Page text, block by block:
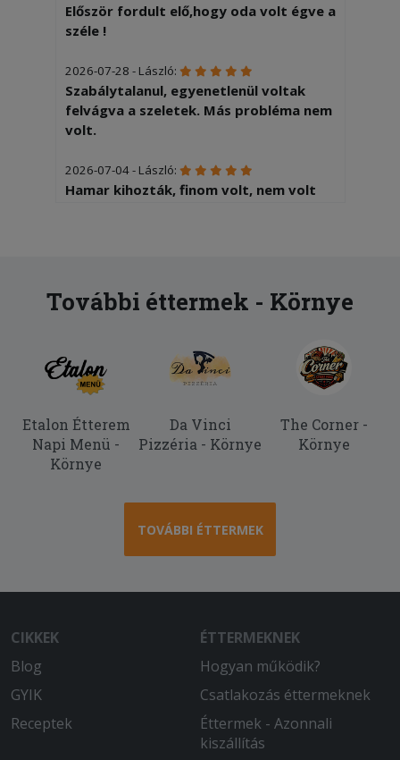
Először fordult elő,hogy oda volt égve a
széle !
2026-07-28 - László:
Szabálytalanul, egyenetlenül voltak
felvágva a szeletek. Más probléma nem
volt.
2026-07-04 - László:
Hamar kihozták, finom volt, nem volt
2026-05-27 - László:
belefér) Feltét elrendezése kissé
kaotikus ( még ez is belefér) Most
négyest tudok adni...
2026-05-11 - :
Gyors kiszállítás, segítőkész futár. Csak
ajánlani tudom.
2026-05-10 - László:
Kiszállítási idő rövid volt. Először
A pizza finom, jó minőségű. Hamar
kihozták. Észrevételként A 32cm-es túl
sok, a 22 cm-es túl kevés. Jó lenne egy
28 cm körüli változat bevezetése...
2026-04-15 - Vizvári:
Minden rendben volt.
További éttermek - Környe
Etalon Étterem
Napi Menü -
Környe
Da Vinci
Pizzéria - Környe
The Corner -
Környe
TOVÁBBI ÉTTERMEK
CIKKEK
Blog
GYIK
Receptek
ÉTTERMEKNEK
Hogyan működik?
Csatlakozás éttermeknek
Éttermek - Azonnali
kiszállítás